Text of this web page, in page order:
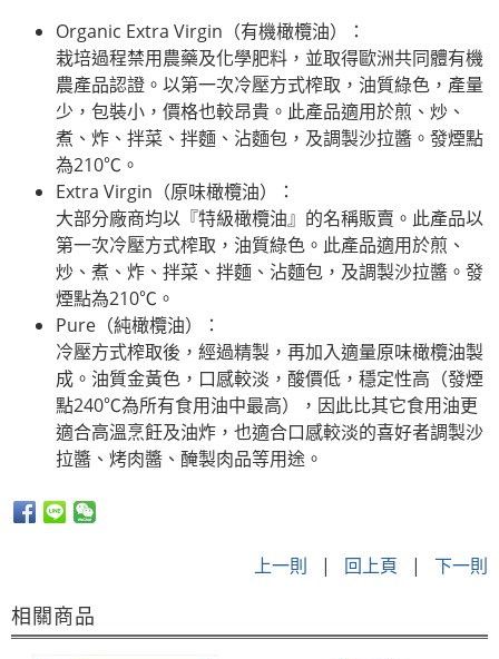
Organic Extra Virgin（有機橄欖油）：
栽培過程禁用農藥及化學肥料，並取得歐洲共同體有機
農產品認證。以第一次冷壓方式榨取，油質綠色，產量
少，包裝小，價格也較昂貴。此產品適用於煎、炒、
煮、炸、拌菜、拌麵、沾麵包，及調製沙拉醬。發煙點
為210℃。
Extra Virgin（原味橄欖油）：
大部分廠商均以『特級橄欖油』的名稱販賣。此產品以
第一次冷壓方式榨取，油質綠色。此產品適用於煎、
炒、煮、炸、拌菜、拌麵、沾麵包，及調製沙拉醬。發
煙點為210℃。
Pure（純橄欖油）：
冷壓方式榨取後，經過精製，再加入適量原味橄欖油製
成。油質金黃色，口感較淡，酸價低，穩定性高（發煙
點240℃為所有食用油中最高），因此比其它食用油更
適合高溫烹飪及油炸，也適合口感較淡的喜好者調製沙
拉醬、烤肉醬、醃製肉品等用途。
上一則 | 回上頁 | 下一則
相關商品